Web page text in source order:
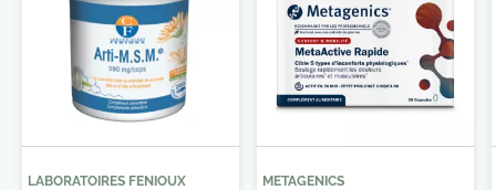
LABORATOIRES FENIOUX METAGENICS